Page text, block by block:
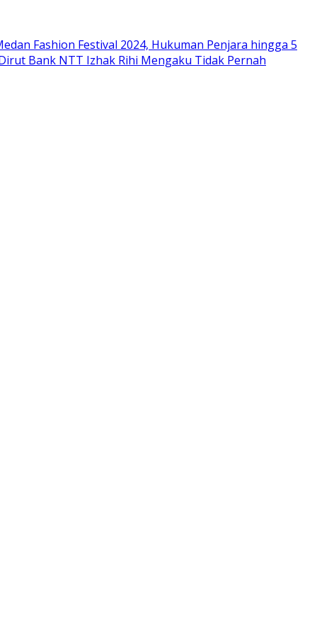
Fashion Festival 2024, Hukuman Penjara hingga 5
Bank NTT Izhak Rihi Mengaku Tidak Pernah